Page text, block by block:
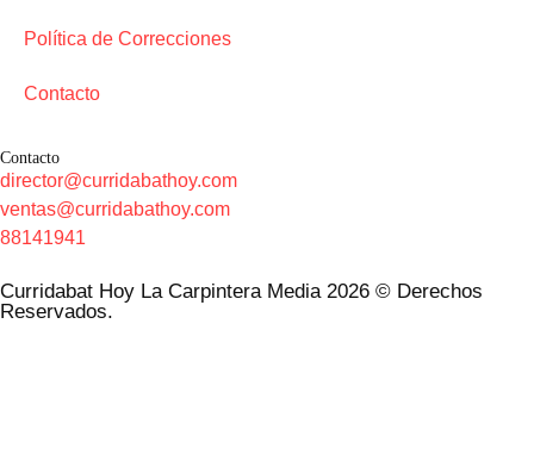
Política de Correcciones
Contacto
Contacto
director@curridabathoy.com
ventas@curridabathoy.com
88141941
Curridabat Hoy La Carpintera Media 2026 © Derechos
Reservados.